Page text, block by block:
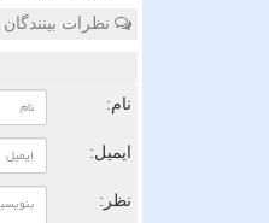
نظرات
نام:
ایمیل:
نظر: